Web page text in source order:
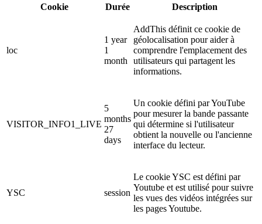
Cookie
Durée Description
loc
1 year
1
month
AddThis définit ce cookie de
géolocalisation pour aider à
comprendre l'emplacement des
utilisateurs qui partagent les
informations.
VISITOR_INFO1_LIVE
5
months
27
days
Un cookie défini par YouTube
pour mesurer la bande passante
qui détermine si l'utilisateur
obtient la nouvelle ou l'ancienne
interface du lecteur.
YSC session
Le cookie YSC est défini par
Youtube et est utilisé pour suivre
les vues des vidéos intégrées sur
les pages Youtube.